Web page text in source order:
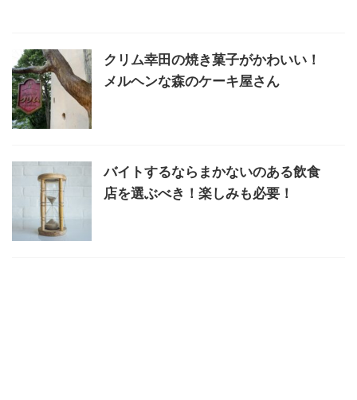
クリム幸田の焼き菓子がかわいい！
メルヘンな森のケーキ屋さん
バイトするならまかないのある飲食
店を選ぶべき！楽しみも必要！